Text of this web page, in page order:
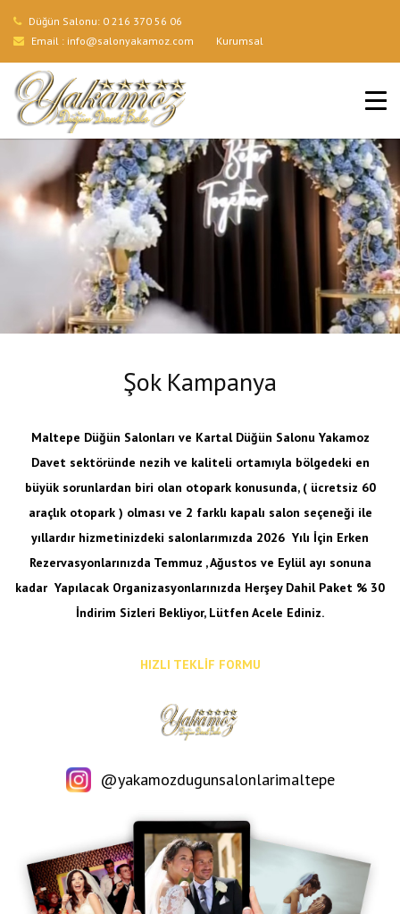
Düğün Salonu: 0 216 370 56 06
Email : info@salonyakamoz.com Kurumsal
ANA SAYFA
HIZMETLERIMIZ
MENÜLER
GALERI
BLOG
İLETIŞIM
Şok Kampanya
Maltepe Düğün Salonları ve Kartal Düğün Salonu Yakamoz
Davet sektöründe nezih ve kaliteli ortamıyla bölgedeki en
büyük sorunlardan biri olan otopark konusunda, ( ücretsiz 60
araçlık otopark ) olması ve 2 farklı kapalı salon seçeneği ile
yıllardır hizmetinizdeki salonlarımızda 2026 Yılı İçin Erken
Rezervasyonlarınızda Temmuz , Ağustos ve Eylül ayı sonuna
kadar Yapılacak Organizasyonlarınızda Herşey Dahil Paket % 30
İndirim Sizleri Bekliyor, Lütfen Acele Ediniz.
HIZLI TEKLİF FORMU
@yakamozdugunsalonlarimaltepe